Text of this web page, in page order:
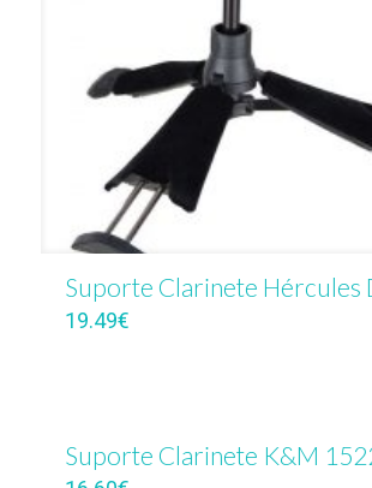
Suporte Clarinete Hércules
19.49€
Suporte Clarinete K&M